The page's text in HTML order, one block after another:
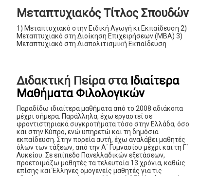
Μεταπτυχιακός Τίτλος Σπουδών
1) Μεταπτυχιακό στην Ειδική Αγωγή κι Εκπαίδευση 2)
Μεταπτυχιακό στη Διοίκηση Επιχειρήσεων (ΜΒΑ) 3)
Μεταπτυχιακό στη Διαπολιτισμική Εκπαίδευση
Διδακτική Πείρα στα Ιδιαίτερα
Μαθήματα Φιλολογικών
Παραδίδω ιδιαίτερα μαθήματα από το 2008 αδιάκοπα
μέχρι σήμερα. Παράλληλα, έχω εργαστεί σε
φροντιστηριακά συγκροτήματα τόσο στην Ελλάδα, όσο
και στην Κύπρο, ενώ υπηρετώ και τη δημόσια
εκπαίδευση. Στην πορεία αυτή, έχω αναλάβει μαθητές
όλων των τάξεων, από την Α΄ Γυμνασίου μέχρι και τη Γ΄
Λυκείου. Σε επίπεδο Πανελλαδικών εξετάσεων,
προετοιμάζω μαθητές τα τελευταία 13 χρόνια, καθώς
επίσης και Έλληνες ομογενείς μαθητές για τις